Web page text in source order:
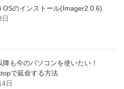
OSのインストール(Imager2.0.6)
も今のパソコンを使いたい！
で延命する方法
日